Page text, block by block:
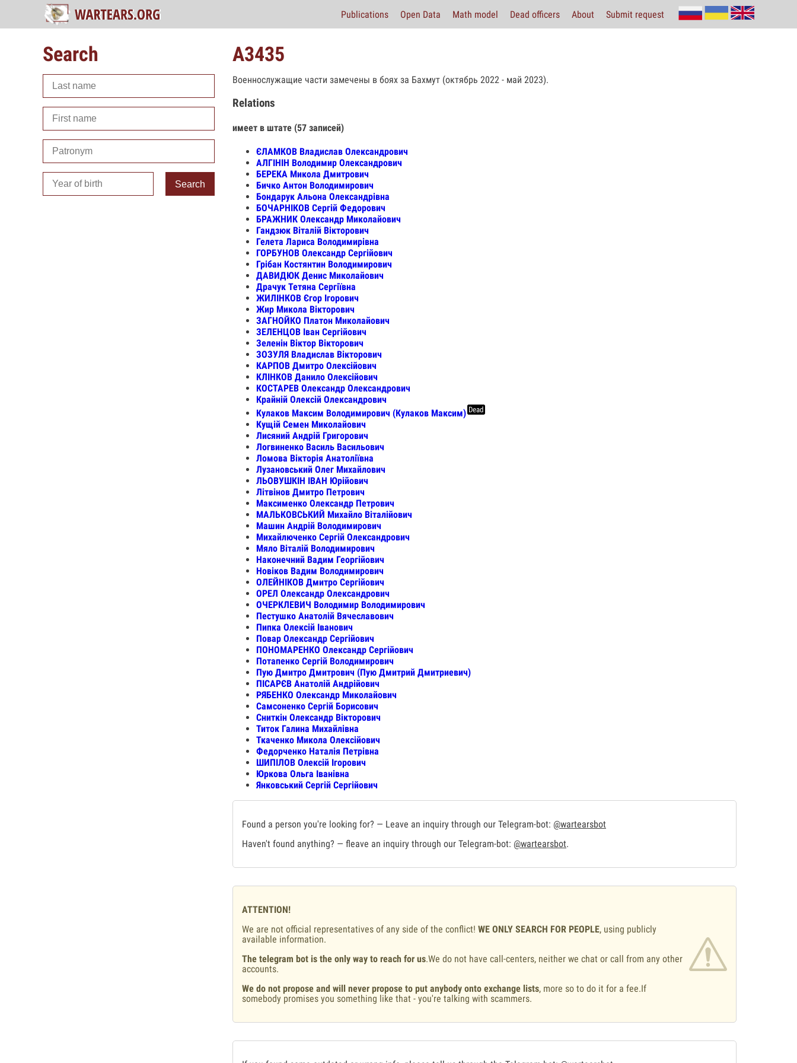
Publications Open Data Math model Dead officers About Submit request
Search
Search
А3435
Военнослужащие части замечены в боях за Бахмут (октябрь 2022 - май 2023).
Relations
имеет в штате (57 записей)
ЄЛАМКОВ Владислав Олександрович
АЛГІНІН Володимир Олександрович
БЕРЕКА Микола Дмитрович
Бичко Антон Володимирович
Бондарук Альона Олександрівна
БОЧАРНІКОВ Сергій Федорович
БРАЖНИК Олександр Миколайович
Гандзюк Віталій Вікторович
Гелета Лариса Володимирівна
ГОРБУНОВ Олександр Сергійович
Грібан Костянтин Володимирович
ДАВИДЮК Денис Миколайович
Драчук Тетяна Сергіївна
ЖИЛІНКОВ Єгор Ігорович
Жир Микола Вікторович
ЗАГНОЙКО Платон Миколайович
ЗЕЛЕНЦОВ Іван Сергійович
Зеленін Віктор Вікторович
ЗОЗУЛЯ Владислав Вікторович
КАРПОВ Дмитро Олексійович
КЛІНКОВ Данило Олексійович
КОСТАРЕВ Олександр Олександрович
Крайній Олексій Олександрович
Кулаков Максим Володимирович (Кулаков Максим) Dead
Кущій Семен Миколайович
Лисяний Андрій Григорович
Логвиненко Василь Васильович
Ломова Вікторія Анатоліївна
Лузановський Олег Михайлович
ЛЬОВУШКІН ІВАН Юрійович
Літвінов Дмитро Петрович
Максименко Олександр Петрович
МАЛЬКОВСЬКИЙ Михайло Віталійович
Машин Андрій Володимирович
Михайлюченко Сергій Олександрович
Мяло Віталій Володимирович
Наконечний Вадим Георгійович
Новіков Вадим Володимирович
ОЛЕЙНІКОВ Дмитро Сергійович
ОРЕЛ Олександр Олександрович
ОЧЕРКЛЕВИЧ Володимир Володимирович
Пестушко Анатолій Вячеславович
Пипка Олексій Іванович
Повар Олександр Сергійович
ПОНОМАРЕНКО Олександр Сергійович
Потапенко Сергій Володимирович
Пую Дмитро Дмитрович (Пую Дмитрий Дмитриевич)
ПІСАРЄВ Анатолій Андрійович
РЯБЕНКО Олександр Миколайович
Самсоненко Сергій Борисович
Сниткін Олександр Вікторович
Титок Галина Михайлівна
Ткаченко Микола Олексійович
Федорченко Наталія Петрівна
ШИПІЛОВ Олексій Ігорович
Юркова Ольга Іванівна
Янковський Сергій Сергійович
Found a person you're looking for? — Leave an inquiry through our Telegram-bot: @wartearsbot
Haven't found anything? — fleave an inquiry through our Telegram-bot: @wartearsbot.
ATTENTION!
We are not official representatives of any side of the conflict! WE ONLY SEARCH FOR PEOPLE, using publicly
available information.
The telegram bot is the only way to reach for us.We do not have call-centers, neither we chat or call from any other
accounts.
We do not propose and will never propose to put anybody onto exchange lists, more so to do it for a fee.If
somebody promises you something like that - you're talking with scammers.